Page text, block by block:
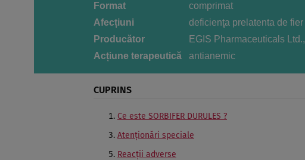
Format
comprimat
Afecțiuni
deficienţa prelatenta de fier
Producător
EGIS Pharmaceuticals Ltd.,
Acțiune terapeutică
antianemic
CUPRINS
Ce este SORBIFER DURULES ?
Atenţionări speciale
Reacţii adverse